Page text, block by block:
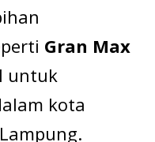
Gran Max
untuk
kota